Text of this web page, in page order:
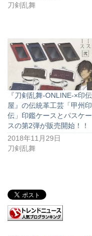
刀剣乱舞
『刀剣乱舞-ONLINE-×印伝
屋』の伝統革工芸「甲州印
伝」印鑑ケースとパスケー
スの第2弾が販売開始！！
2018年11月29日
刀剣乱舞